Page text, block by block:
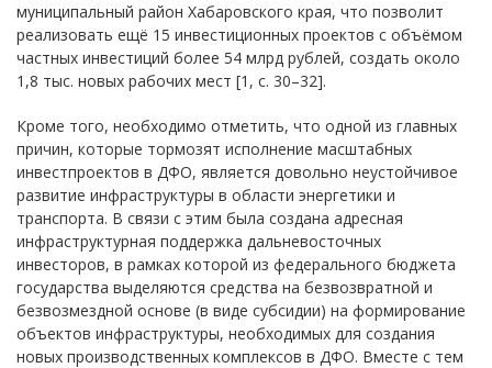
муниципальный район Хабаровского края, что позволит
реализовать ещё 15 инвестиционных проектов с объёмом
частных инвестиций более 54 млрд рублей, создать около
1,8 тыс. новых рабочих мест [1, с. 30–32].
Кроме того, необходимо отметить, что одной из главных
причин, которые тормозят исполнение масштабных
инвестпроектов в ДФО, является довольно неустойчивое
развитие инфраструктуры в области энергетики и
транспорта. В связи с этим была создана адресная
инфраструктурная поддержка дальневосточных
инвесторов, в рамках которой из федерального бюджета
государства выделяются средства на безвозвратной и
безвозмездной основе (в виде субсидии) на формирование
объектов инфраструктуры, необходимых для создания
новых производственных комплексов в ДФО. Вместе с тем